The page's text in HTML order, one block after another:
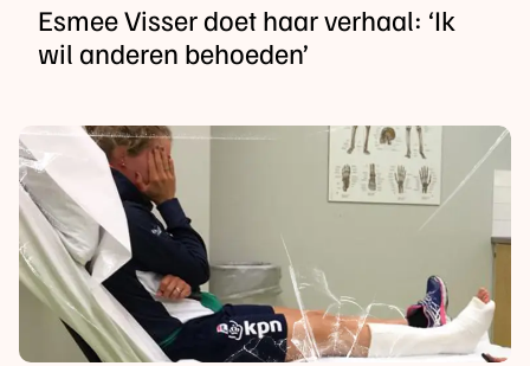
Esmee Visser doet haar verhaal: ‘Ik
wil anderen behoeden’